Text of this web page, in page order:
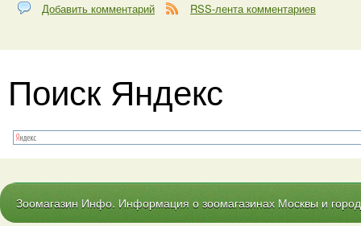
Добавить комментарий RSS-лента комментариев
Поиск Яндекс
Зоомагазин Инфо. Информация о зоомагазинах Москвы и